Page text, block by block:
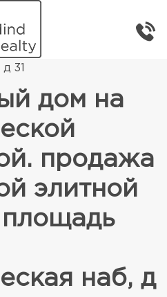
недвижимость
31
дом на
продажа
элитной
наб, д